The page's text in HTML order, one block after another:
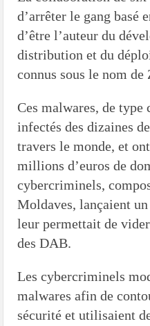
d’arrêter le gang basé
d’être l’auteur du
distribution et du
connus sous le nom de
Ces malwares, de type
infectés des dizaines
travers le monde, et
millions d’euros de
cybercriminels,
Moldaves, lançaient
leur permettait de
des DAB.
Les cybercriminels
malwares afin de
sécurité et utilisaient